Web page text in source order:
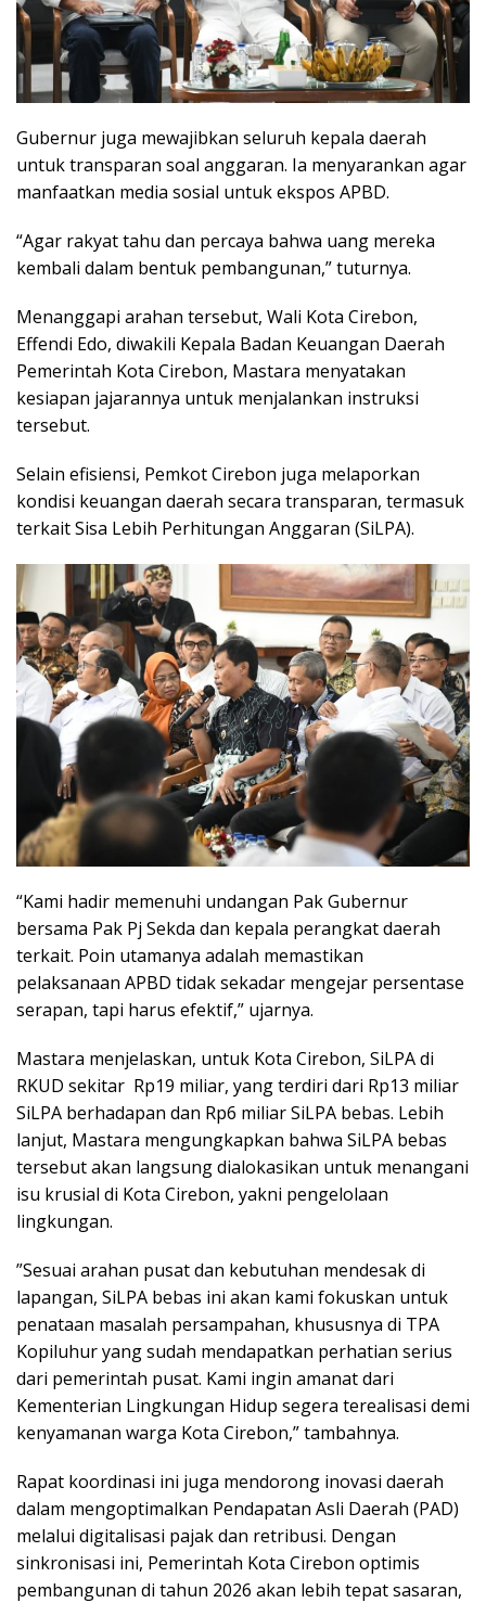
Gubernur juga mewajibkan seluruh kepala daerah
untuk transparan soal anggaran. Ia menyarankan agar
manfaatkan media sosial untuk ekspos APBD.
“Agar rakyat tahu dan percaya bahwa uang mereka
kembali dalam bentuk pembangunan,” tuturnya.
​Menanggapi arahan tersebut, Wali Kota Cirebon,
Effendi Edo, diwakili Kepala Badan Keuangan Daerah
Pemerintah Kota Cirebon, Mastara menyatakan
kesiapan jajarannya untuk menjalankan instruksi
tersebut.
Selain efisiensi, Pemkot Cirebon juga melaporkan
kondisi keuangan daerah secara transparan, termasuk
terkait Sisa Lebih Perhitungan Anggaran (SiLPA).
“Kami hadir memenuhi undangan Pak Gubernur
bersama Pak Pj Sekda dan kepala perangkat daerah
terkait. Poin utamanya adalah memastikan
pelaksanaan APBD tidak sekadar mengejar persentase
serapan, tapi harus efektif,” ujarnya.
Mastara menjelaskan, untuk Kota Cirebon, SiLPA di
RKUD sekitar Rp19 miliar, yang terdiri dari Rp13 miliar
SiLPA berhadapan dan Rp6 miliar SiLPA bebas. Lebih
lanjut, Mastara mengungkapkan bahwa SiLPA bebas
tersebut akan langsung dialokasikan untuk menangani
isu krusial di Kota Cirebon, yakni pengelolaan
lingkungan.
​”Sesuai arahan pusat dan kebutuhan mendesak di
lapangan, SiLPA bebas ini akan kami fokuskan untuk
penataan masalah persampahan, khususnya di TPA
Kopiluhur yang sudah mendapatkan perhatian serius
dari pemerintah pusat. Kami ingin amanat dari
Kementerian Lingkungan Hidup segera terealisasi demi
kenyamanan warga Kota Cirebon,” tambahnya.
Rapat koordinasi ini juga mendorong inovasi daerah
dalam mengoptimalkan Pendapatan Asli Daerah (PAD)
melalui digitalisasi pajak dan retribusi. Dengan
sinkronisasi ini, Pemerintah Kota Cirebon optimis
pembangunan di tahun 2026 akan lebih tepat sasaran,